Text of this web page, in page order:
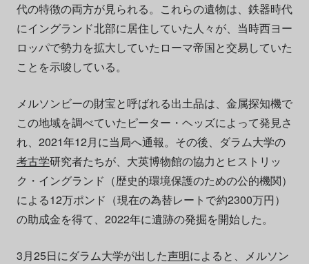
代の特徴の両方が見られる。これらの遺物は、鉄器時代
にイングランド北部に居住していた人々が、当時西ヨー
ロッパで勢力を拡大していたローマ帝国と交易していた
ことを示唆している。
メルソンビーの財宝と呼ばれる出土品は、金属探知機で
この地域を調べていたピーター・ヘッズによって発見さ
れ、2021年12月に当局へ通報。その後、ダラム大学の
考古学研究者たちが、大英博物館の協力とヒストリッ
ク・イングランド（歴史的環境保護のための公的機関）
による12万ポンド（現在の為替レートで約2300万円）
の助成金を得て、2022年に遺跡の発掘を開始した。
3月25日にダラム大学が出した声明によると、メルソン